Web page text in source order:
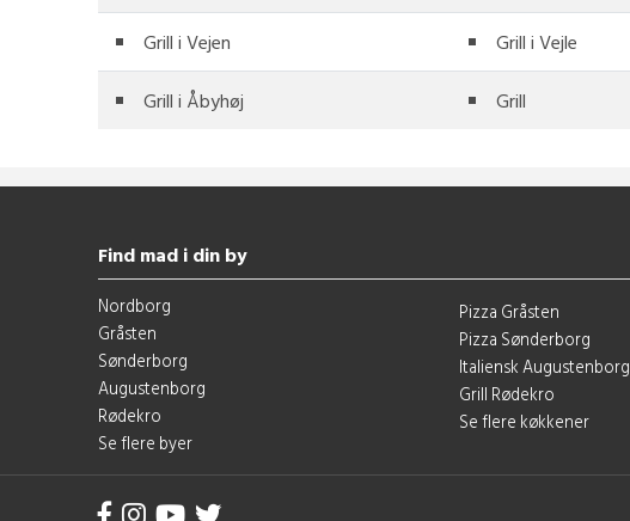
Grill i Vejen Grill i Vejle
Grill i Åbyhøj Grill
Find mad i din by
Nordborg
Gråsten
Sønderborg
Augustenborg
Rødekro
Se flere byer
Pizza Gråsten
Pizza Sønderborg
Italiensk Augustenborg
Grill Rødekro
Se flere køkkener